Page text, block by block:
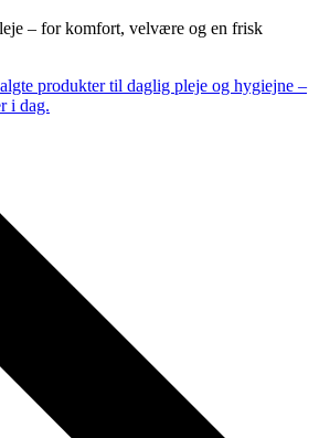
– for komfort, velvære og en frisk
produkter til daglig pleje og hygiejne –
i dag.